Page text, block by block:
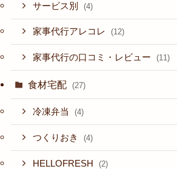
サービス別 (4)
家事代行アレコレ (12)
家事代行の口コミ・レビュー (11)
食材宅配 (27)
冷凍弁当 (4)
つくりおき (4)
HELLOFRESH (2)